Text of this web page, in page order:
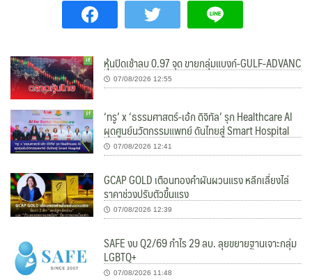
หุ้นปิดเช้าลบ 0.97 จุด ขายกลุ่มแบงก์-GULF-ADVANC
07/08/2026 12:55
‘ทรู’ x ‘ธรรมศาสตร์-เอ้ก ดิจิทัล’ รุก Healthcare AI
ผุดศูนย์นวัตกรรมแพทย์ ดันไทยสู่ Smart Hospital
07/08/2026 12:41
GCAP GOLD เตือนทองคำผันผวนแรง หลีกเลี่ยงไล่
ราคาช่วงปรับตัวขึ้นแรง
07/08/2026 12:39
SAFE งบ Q2/69 กำไร 29 ลบ. ลุยขยายฐานเจาะกลุ่ม
LGBTQ+
07/08/2026 11:48